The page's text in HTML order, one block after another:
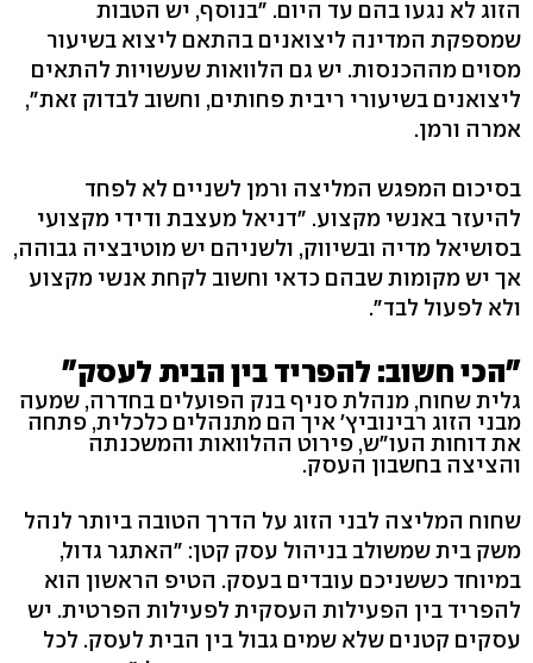
הזוג לא נגעו בהם עד היום. "בנוסף, יש הטבות
שמספקת המדינה ליצואנים בהתאם ליצוא בשיעור
מסוים מההכנסות. יש גם הלוואות שעשויות להתאים
ליצואנים בשיעורי ריבית פחותים, וחשוב לבדוק זאת",
אמרה ורמן.
בסיכום המפגש המליצה ורמן לשניים לא לפחד
להיעזר באנשי מקצוע. "דניאל מעצבת ודידי מקצועי
בסושיאל מדיה ובשיווק, ולשניהם יש מוטיבציה גבוהה,
אך יש מקומות שבהם כדאי וחשוב לקחת אנשי מקצוע
ולא לפעול לבד".
"הכי חשוב: להפריד בין הבית לעסק"
גלית שחוח, מנהלת סניף בנק הפועלים בחדרה, שמעה
מבני הזוג רבינוביץ' איך הם מתנהלים כלכלית, פתחה
את דוחות העו"ש, פירוט ההלוואות והמשכנתה
והציצה בחשבון העסק.
שחוח המליצה לבני הזוג על הדרך הטובה ביותר לנהל
משק בית שמשולב בניהול עסק קטן: "האתגר גדול,
במיוחד כששניכם עובדים בעסק. הטיפ הראשון הוא
להפריד בין הפעילות העסקית לפעילות הפרטית. יש
עסקים קטנים שלא שמים גבול בין הבית לעסק. לכל